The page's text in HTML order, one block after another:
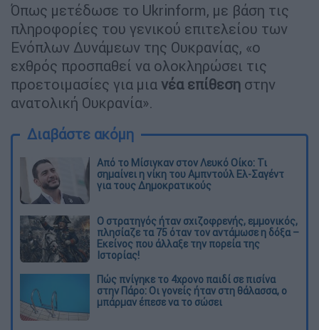
Όπως μετέδωσε το Ukrinform, με βάση τις
πληροφορίες του γενικού επιτελείου των
Ενόπλων Δυνάμεων της Ουκρανίας, «ο
εχθρός προσπαθεί να ολοκληρώσει τις
προετοιμασίες για μια νέα επίθεση στην
ανατολική Ουκρανία».
Διαβάστε ακόμη
Από το Μίσιγκαν στον Λευκό Οίκο: Τι
σημαίνει η νίκη του Αμπντούλ Ελ-Σαγέντ
για τους Δημοκρατικούς
O στρατηγός ήταν σχιζοφρενής, εμμονικός,
πλησίαζε τα 75 όταν τον αντάμωσε η δόξα –
Εκείνος που άλλαξε την πορεία της
Ιστορίας!
Πώς πνίγηκε το 4χρονο παιδί σε πισίνα
στην Πάρο: Οι γονείς ήταν στη θάλασσα, ο
μπάρμαν έπεσε να το σώσει